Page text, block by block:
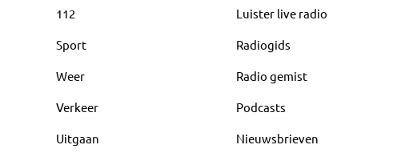
112
Sport
Weer
Verkeer
Uitgaan
Luister live radio
Radiogids
Radio gemist
Podcasts
Nieuwsbrieven